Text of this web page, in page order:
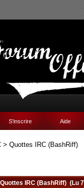
S'inscrire Aide
> Quottes IRC (BashRiff)
IRC (BashRiff) (Lu